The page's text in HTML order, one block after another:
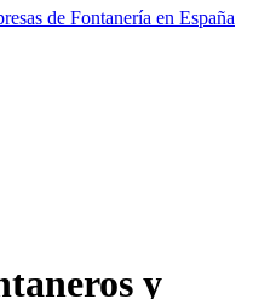
de Fontanería en España
y